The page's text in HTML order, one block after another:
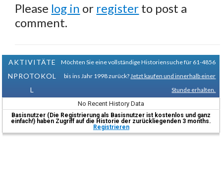
Please log in or register to post a
comment.
AKTIVITÄTE
NPROTOKOL
L
Möchten Sie eine vollständige Historiensuche für 61-4856
bis ins Jahr 1998 zurück? Jetzt kaufen und innerhalb einer
Stunde erhalten.
No Recent History Data
Basisnutzer (Die Registrierung als Basisnutzer ist kostenlos und ganz
einfach!) haben Zugriff auf die Historie der zurückliegenden 3 months.
Registrieren